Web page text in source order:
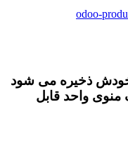
odoo-
خودش ذخیره می شود
منوی واحد قابل